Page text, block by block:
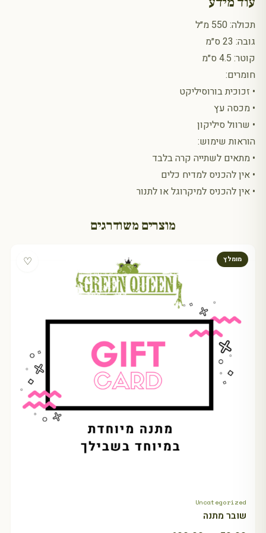
תכולה: 550 מ״ל
גובה: 23 ס״מ
קוטר: 4.5 ס״מ
חומרים:
• זכוכית בורוסיליקט
• מכסה עץ
• שרוול סיליקון
הוראות שימוש:
• מתאים לשתייה קרה בלבד
• אין להכניס למדיח כלים
• אין להכניס למיקרוגל או לתנור
מוצרים משודרגים
מומלץ ♡
Uncategorized
שובר מתנה